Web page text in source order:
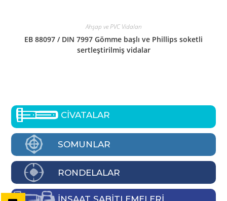
Ahşap ve PVC Vidaları
EB 88097 / DIN 7997 Gömme başlı ve Phillips soketli
sertleştirilmiş vidalar
CİVATALAR
SOMUNLAR
RONDELALAR